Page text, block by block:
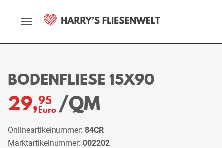
BODENFLIESE 15X90
29,95
Euro /QM
Onlineartikelnummer: 84CR
Marktartikelnummer: 002202